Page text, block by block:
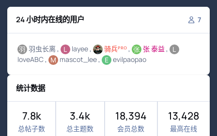
24 小时内在线的用户 7
羽虫长离 layee 骑兵ᴾᴿᴼ
张 泰益
loveABC
mascot_lee evilpaopao
统计数据
7.8k
总帖子数
3.4k
总主题数
18,394
会员总数
13,428
最高在线